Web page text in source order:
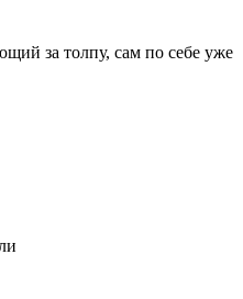
за толпу, сам по себе уже